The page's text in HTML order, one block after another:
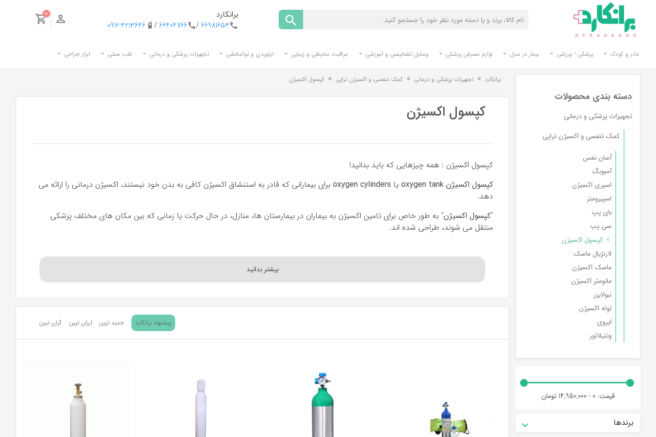
برانکارد
66981653
/
66404766
/
0912-4213646
0
مادر و کودک پزشکی - ورزشی بیمار در منزل لوازم مصرفی پزشکی وسایل تشخیصی و آموزشی مراقبت محیطی و زیبایی ارتوپدی و توانبخشی تجهیزات پزشکی و درمانی طب سنتی ابزار جراحی
دسته بندی محصولات
تجهیزات پزشکی و درمانی
کمک تنفسی و اکسیژن تراپی
آسان نفس
آمبوبگ
اسپری اکسیژن
اسپیرومتر
بای پپ
سی پپ
کپسول اکسیژن
لارنژیال ماسک
ماسک اکسیژن
مانومتر اکسیژن
نبولایزر
لوله اکسیژن
ایروی
ونتیلاتور
قیمت: 0 - 14,950,000 تومان
برندها
برانکارد > تجهیزات پزشکی و درمانی > کمک تنفسی و اکسیژن تراپی > کپسول اکسیژن
کپسول اکسیژن
کپسول اکسیژن : همه چیزهایی که باید بدانید!
کپسول اکسیژن oxygen tankیا oxygen cylindersبرای بیمارانی که قادر به استنشاق اکسیژن کافی به بدن خود نیستند، اکسیژن درمانی را ارائه می
دهد.
“کپسول اکسیژن” به طور خاص برای تامین اکسیژن به بیماران در بیمارستان ها، منازل، در حال حرکت یا زمانی که بین مکان های مختلف پزشکی
منتقل می شوند، طراحی شده اند.
تنفس کند و ممکن است دچار تنگی نفس شود و باعث ایجاد مشکلاتی در قلب، مغز و سایر قسمت های بدن بیمار شود. اینجاست که کپسول اکسیژن
کپسول اکسیژن چیست ؟
پیشنهاد برانکارد جدید ترین ارزان ترین گران ترین